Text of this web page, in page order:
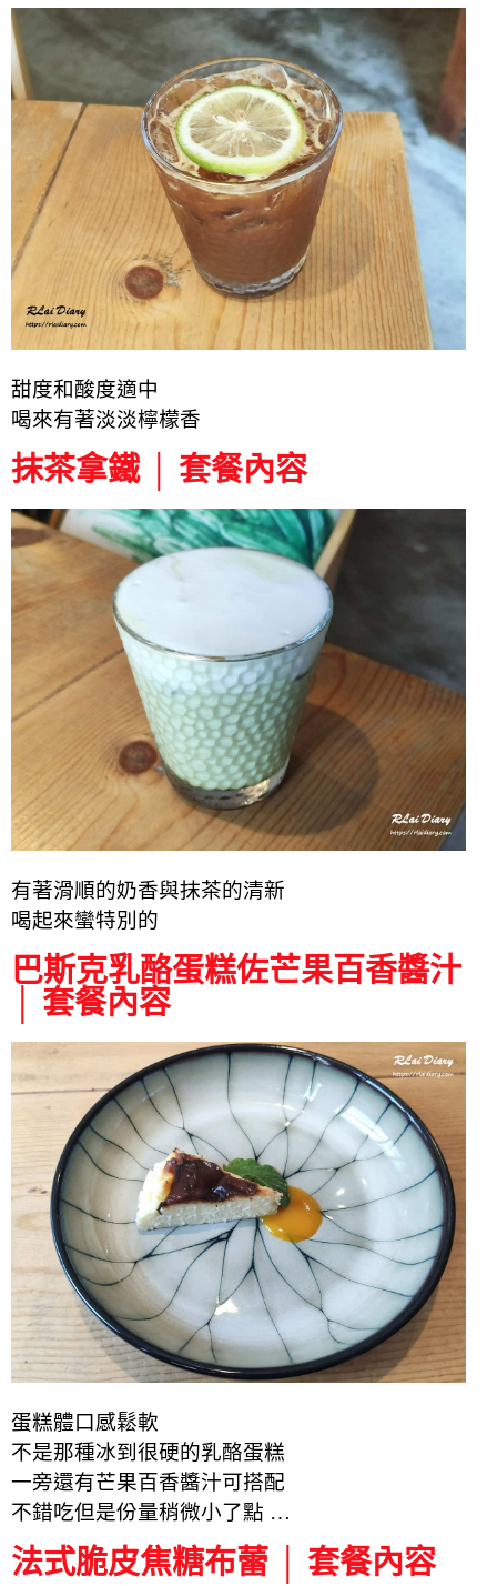
甜度和酸度適中
喝來有著淡淡檸檬香
抹茶拿鐵 │ 套餐內容
有著滑順的奶香與抹茶的清新
喝起來蠻特別的
巴斯克乳酪蛋糕佐芒果百香醬汁
│ 套餐內容
蛋糕體口感鬆軟
不是那種冰到很硬的乳酪蛋糕
一旁還有芒果百香醬汁可搭配
不錯吃但是份量稍微小了點 …
法式脆皮焦糖布蕾 │ 套餐內容